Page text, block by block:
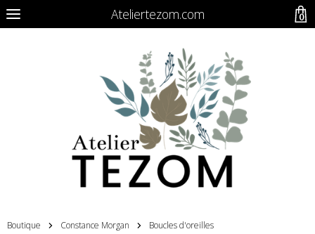
Ateliertezom.com
Boutique Constance Morgan Boucles d'oreilles
0